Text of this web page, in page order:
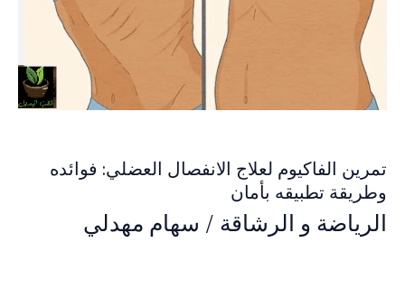
تمرين الفاكيوم لعلاج الانفصال العضلي: فوائده
وطريقة تطبيقه بأمان
الرياضة و الرشاقة / سهام مهدلي